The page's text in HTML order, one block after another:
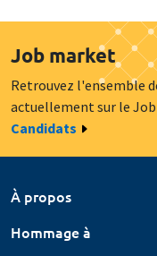
Job market
Retrouvez l'ensemble
actuellement sur le
Candidats
À propos
Hommage à